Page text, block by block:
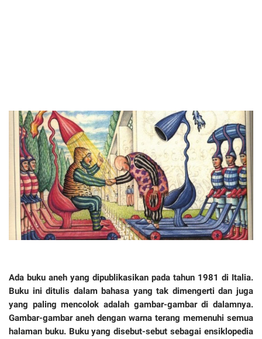
Ada buku aneh yang dipublikasikan pada tahun 1981 di Italia.
Buku ini ditulis dalam bahasa yang tak dimengerti dan juga
yang paling mencolok adalah gambar-gambar di dalamnya.
Gambar-gambar aneh dengan warna terang memenuhi semua
halaman buku. Buku yang disebut-sebut sebagai ensiklopedia